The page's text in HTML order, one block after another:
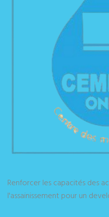
Renforcer les capacités des
l'assainissement pour un